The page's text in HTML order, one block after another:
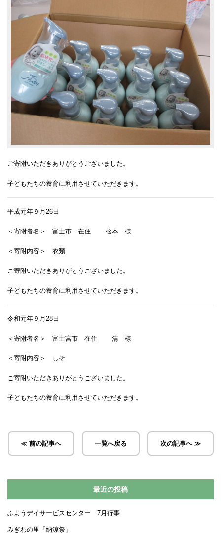
ご寄附いただきありがとうございました。
子どもたちの養育に利用させていただきます。
平成元年９月26日
＜寄附者名＞ 富士市 在住 松本 様
＜寄附内容＞ 衣類
ご寄附いただきありがとうございました。
子どもたちの養育に利用させていただきます。
令和元年９月28日
＜寄附者名＞ 富士宮市 在住 清 様
＜寄附内容＞ しそ
ご寄附いただきありがとうございました。
子どもたちの養育に利用させていただきます。
≪ 前の記事へ 一覧へ戻る 次の記事へ ≫
最近の投稿
ふようデイサービスセンター 7月行事
みぎわの里「納涼祭」